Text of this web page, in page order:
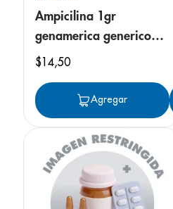
Ampicilina 1gr
genamerica generico
ampollas inyectables
$14,50
Agregar